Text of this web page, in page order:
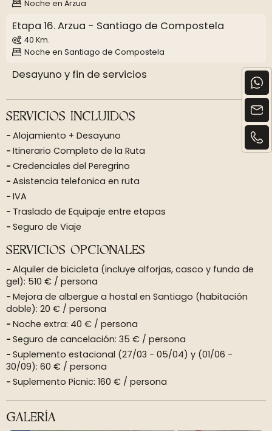
Noche en Arzua
Etapa 16. Arzua - Santiago de Compostela
40 Km.
Noche en Santiago de Compostela
Desayuno y fin de servicios
SERVICIOS INCLUIDOS
Alojamiento + Desayuno
Itinerario Completo de la Ruta
Credenciales del Peregrino
Asistencia telefonica en ruta
IVA
Traslado de Equipaje entre etapas
Seguro de Viaje
SERVICIOS OPCIONALES
Alquiler de bicicleta (incluye alforjas, casco y funda de
gel): 510 € / persona
Mejora de albergue a hostal en Santiago (habitación
doble): 20 € / persona
Noche extra: 40 € / persona
Seguro de cancelación: 35 € / persona
Suplemento estacional (27/03 - 05/04) y (01/06 -
30/09): 60 € / persona
Suplemento Picnic: 160 € / persona
GALERÍA